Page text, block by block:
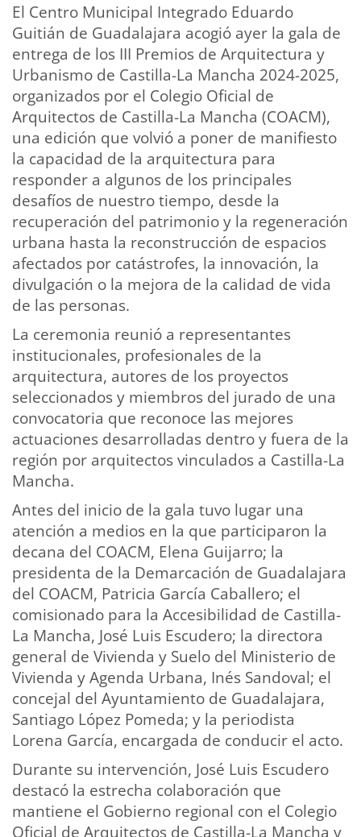
El Centro Municipal Integrado Eduardo
Guitián de Guadalajara acogió ayer la gala de
entrega de los III Premios de Arquitectura y
Urbanismo de Castilla-La Mancha 2024-2025,
organizados por el Colegio Oficial de
Arquitectos de Castilla-La Mancha (COACM),
una edición que volvió a poner de manifiesto
la capacidad de la arquitectura para
responder a algunos de los principales
desafíos de nuestro tiempo, desde la
recuperación del patrimonio y la regeneración
urbana hasta la reconstrucción de espacios
afectados por catástrofes, la innovación, la
divulgación o la mejora de la calidad de vida
de las personas.
La ceremonia reunió a representantes
institucionales, profesionales de la
arquitectura, autores de los proyectos
seleccionados y miembros del jurado de una
convocatoria que reconoce las mejores
actuaciones desarrolladas dentro y fuera de la
región por arquitectos vinculados a Castilla-La
Mancha.
Antes del inicio de la gala tuvo lugar una
atención a medios en la que participaron la
decana del COACM, Elena Guijarro; la
presidenta de la Demarcación de Guadalajara
del COACM, Patricia García Caballero; el
comisionado para la Accesibilidad de Castilla-
La Mancha, José Luis Escudero; la directora
general de Vivienda y Suelo del Ministerio de
Vivienda y Agenda Urbana, Inés Sandoval; el
concejal del Ayuntamiento de Guadalajara,
Santiago López Pomeda; y la periodista
Lorena García, encargada de conducir el acto.
Durante su intervención, José Luis Escudero
destacó la estrecha colaboración que
mantiene el Gobierno regional con el Colegio
Oficial de Arquitectos de Castilla-La Mancha y